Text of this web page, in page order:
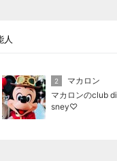
人
2
マカロン
マカロンのclub di
sney♡